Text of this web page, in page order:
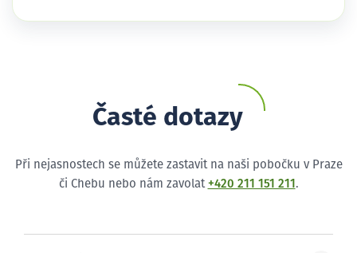
Časté dotazy
Při nejasnostech se můžete zastavit na naši pobočku v Praze
či Chebu nebo nám zavolat +420 211 151 211 .